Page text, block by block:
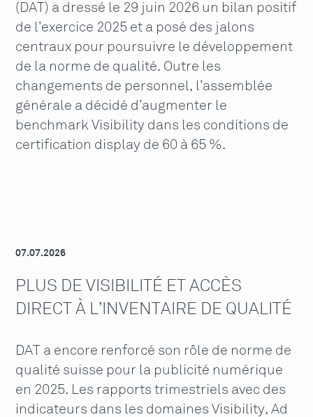
(DAT) a dressé le 29 juin 2026 un bilan positif
de l’exercice 2025 et a posé des jalons
centraux pour poursuivre le développement
de la norme de qualité. Outre les
changements de personnel, l’assemblée
générale a décidé d’augmenter le
benchmark Visibility dans les conditions de
certification display de 60 à 65 %.
07.07.2026
PLUS DE VISIBILITÉ ET ACCÈS
DIRECT À L’INVENTAIRE DE QUALITÉ
DAT a encore renforcé son rôle de norme de
qualité suisse pour la publicité numérique
en 2025. Les rapports trimestriels avec des
indicateurs dans les domaines Visibility, Ad